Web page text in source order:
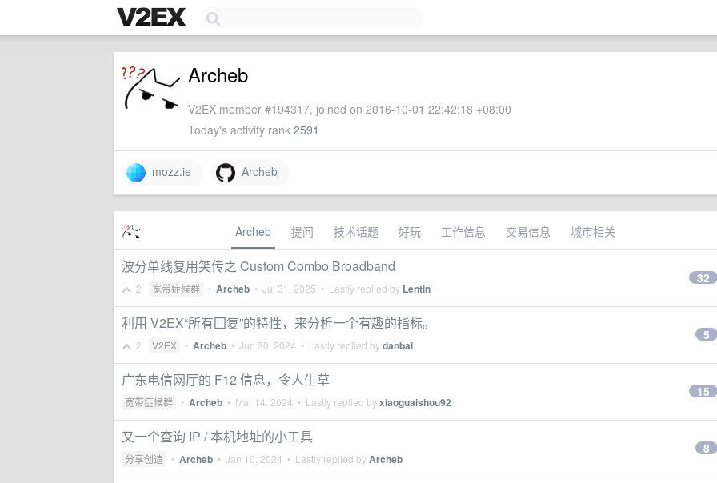
Archeb
V2EX member #194317, joined on 2016-10-01 22:42:18 +08:00
Today's activity rank 2591
mozz.ie Archeb
Archeb 提问 技术话题 好玩 工作信息 交易信息 城市相关
波分单线复用笑传之 Custom Combo Broadband
2 宽带症候群 • Archeb • Jul 31, 2025 • Lastly replied by Lentin
32
利用 V2EX“所有回复”的特性，来分析一个有趣的指标。
2 V2EX • Archeb • Jun 30, 2024 • Lastly replied bydanbai
5
广东电信网厅的 F12 信息，令人生草
宽带症候群 • Archeb • Mar 14, 2024 • Lastly replied byxiaoguaishou92
15
又一个查询 IP / 本机地址的小工具
分享创造 • Archeb • Jan 10, 2024 • Lastly replied byArcheb
8